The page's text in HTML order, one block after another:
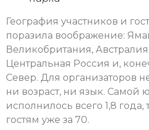
География участников и
поразила воображение:
Великобритания,
Центральная Россия и,
Север. Для организаторов
ни возраст, ни язык. Самой
исполнилось всего 1,8 года,
гостям уже за 70.